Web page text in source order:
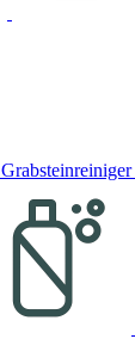
Grabsteinreiniger